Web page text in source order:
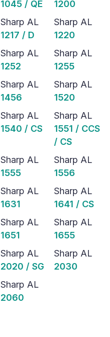
1045 / QE
1200
Sharp AL
1217 / D
Sharp AL
1220
Sharp AL
1252
Sharp AL
1255
Sharp AL
1456
Sharp AL
1520
Sharp AL
1540 / CS
Sharp AL
1551 / CCS
/ CS
Sharp AL
1555
Sharp AL
1556
Sharp AL
1631
Sharp AL
1641 / CS
Sharp AL
1651
Sharp AL
1655
Sharp AL
2020 / SG
Sharp AL
2030
Sharp AL
2060